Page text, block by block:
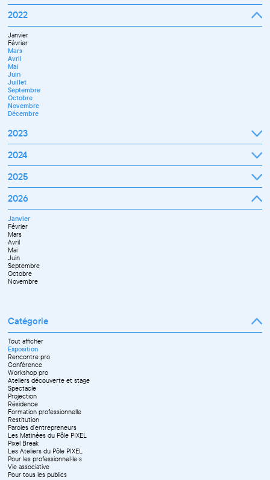
Septembre
Novembre
Décembre
2022
Janvier
Février
Mars
Avril
Mai
Juin
Juillet
Septembre
Octobre
Novembre
Décembre
2023
Janvier
Février
Mars
Avril
Septembre
Octobre
Novembre
Décembre
2024
Janvier
Février
Mars
Avril
Juin
Juillet
Septembre
Novembre
Décembre
2025
Janvier
Février
Mars
Avril
Mai
Juin
Juillet
Septembre
Octobre
Novembre
Décembre
2026
Janvier
Février
Mars
Avril
Mai
Juin
Septembre
Octobre
Novembre
Catégorie
Tout afficher
Exposition
Rencontre pro
Conférence
Workshop pro
Ateliers découverte et stage
Spectacle
Projection
Résidence
Formation professionnelle
Restitution
Paroles d'entrepreneurs
Les Matinées du Pôle PIXEL
Pixel Break
Les Ateliers du Pôle PIXEL
Pour les professionnel·le·s
Vie associative
Pour tous les publics